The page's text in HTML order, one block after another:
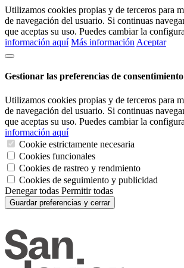
Utilizamos cookies propias y de terceros para
de navegación del usuario. Si continuas
que aceptas su uso. Puedes cambiar la
información aquí Más información Aceptar
Gestionar las preferencias de consentimiento
Utilizamos cookies propias y de terceros para
de navegación del usuario. Si continuas
que aceptas su uso. Puedes cambiar la
información aquí
Cookie estrictamente necesaria
Cookies funcionales
Cookies de rastreo y rendmiento
Cookies de seguimiento y publicidad
Denegar todas Permitir todas
Guardar preferencias y cerrar